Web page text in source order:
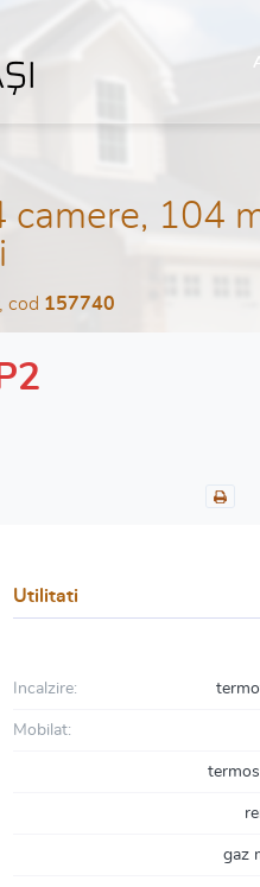
camere, 104
, cod 157740
Utilitati
Incalzire:
Mobilat:
gaz